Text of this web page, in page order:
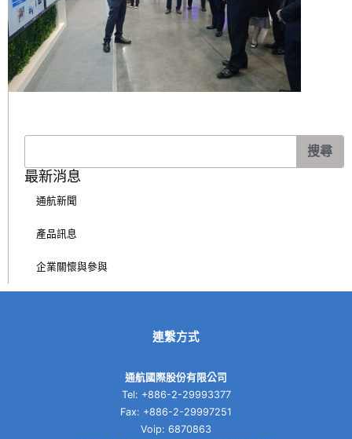
搜尋
最新消息
通航新聞
產品訊息
企業關懷與參與
連繫方式
通航國際股份有限公司
Tel: +886-2-29993377
Fax: +886-2-29997251
Voip: 6870863